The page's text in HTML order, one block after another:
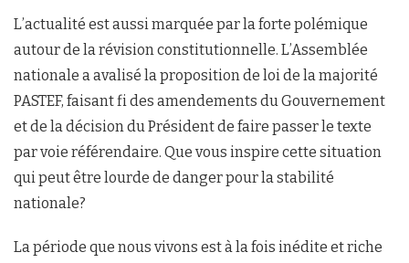
L’actualité est aussi marquée par la forte polémique
autour de la révision constitutionnelle. L’Assemblée
nationale a avalisé la proposition de loi de la majorité
PASTEF, faisant fi des amendements du Gouvernement
et de la décision du Président de faire passer le texte
par voie référendaire. Que vous inspire cette situation
qui peut être lourde de danger pour la stabilité
nationale?
La période que nous vivons est à la fois inédite et riche